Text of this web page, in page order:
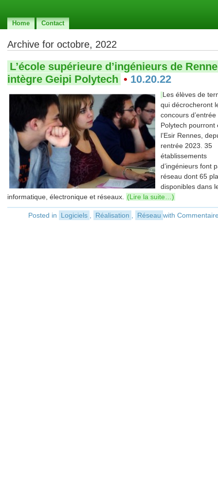
Home Contact
Archive for octobre, 2022
L’école supérieure d’ingénieurs de
intègre Geipi Polytech • 10.20.22
Les élèves de
qui décrocheront
concours d’entrée
Polytech pourront
l’Esir Rennes,
rentrée 2023. 35
établissements
d’ingénieurs font
réseau dont 65
disponibles dans
informatique, électronique et réseaux. (Lire la suite…)
Posted in Logiciels , Réalisation , Réseau with